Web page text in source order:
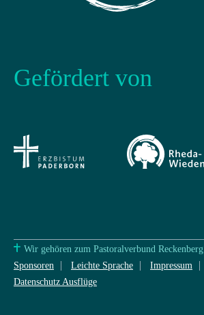
Gefördert von
Wir gehören zum Pastoralverbund Reckenberg
Sponsoren
Leichte Sprache Impressum
Datenschutz Ausflüge